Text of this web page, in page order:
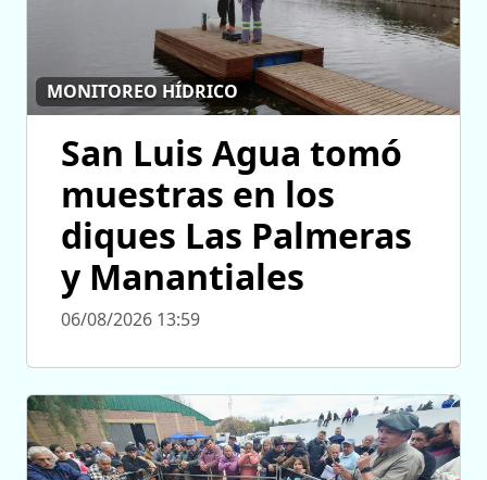
MONITOREO HÍDRICO
San Luis Agua tomó
muestras en los
diques Las Palmeras
y Manantiales
06/08/2026 13:59